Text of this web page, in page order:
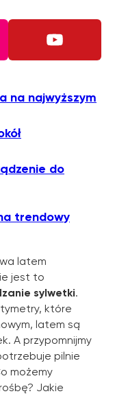
na najwyższym
do
trendowy
latem
jest to
sylwetki.
które
latem są
A przypomnijmy
pilnie
możemy
Jakie